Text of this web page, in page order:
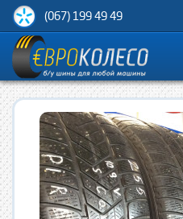
(067) 199 49 49